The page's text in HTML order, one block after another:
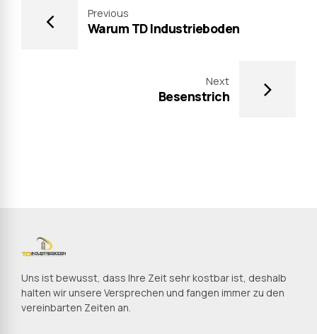
Previous
Warum TD Industrieboden
Next
Besenstrich
Uns ist bewusst, dass Ihre Zeit sehr kostbar ist, deshalb
halten wir unsere Versprechen und fangen immer zu den
vereinbarten Zeiten an.